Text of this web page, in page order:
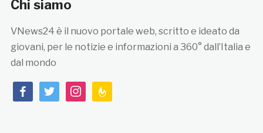
Chi siamo
VNews24 è il nuovo portale web, scritto e ideato da
giovani, per le notizie e informazioni a 360° dall’Italia e
dal mondo
facebooktwitterinstagramfeedburner